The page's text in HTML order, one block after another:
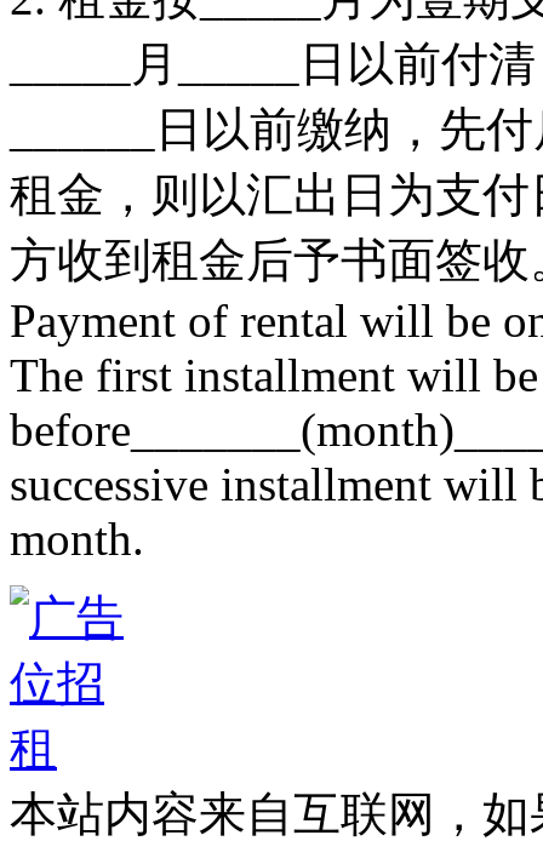
_____月_____日以前付
______日以前缴纳，先
租金，则以汇出日为支
方收到租金后予书面签收
Payment of rental will be
The first installment will
successive installment will
month.
本站内容来自互联网，